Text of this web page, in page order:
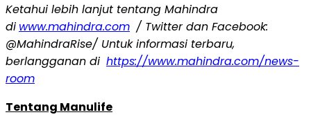
Ketahui lebih lanjut tentang Mahindra
di www.mahindra.com / Twitter dan Facebook:
@MahindraRise/ Untuk informasi terbaru,
berlangganan di https://www.mahindra.com/news-
room
Tentang Manulife